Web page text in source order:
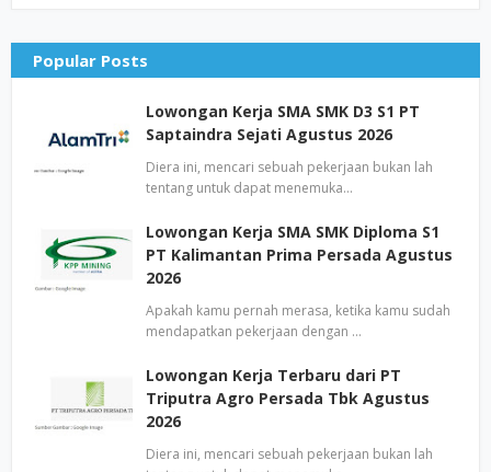
Popular Posts
Lowongan Kerja SMA SMK D3 S1 PT
Saptaindra Sejati Agustus 2026
Diera ini, mencari sebuah pekerjaan bukan lah
tentang untuk dapat menemuka…
Lowongan Kerja SMA SMK Diploma S1
PT Kalimantan Prima Persada Agustus
2026
Apakah kamu pernah merasa, ketika kamu sudah
mendapatkan pekerjaan dengan …
Lowongan Kerja Terbaru dari PT
Triputra Agro Persada Tbk Agustus
2026
Diera ini, mencari sebuah pekerjaan bukan lah